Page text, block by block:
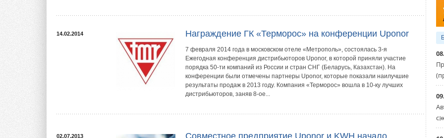
14.02.2014 Награждение ГК «Терморос» на конференции Uponor
7 февраля 2014 года в московском отеле «Метрополь», состоялась 3-я
Ежегодная конференция дистрибьюторов Uponor, в которой приняли участие
порядка 50-ти компаний из России и стран СНГ (Беларусь, Казахстан). На
конференции были отмечены партнеры Uponor, которые показали наилучшие
результаты продаж в 2013 году. Компания «Терморос» вошла в 10-ку лучших
дистрибьюторов, заняв 8-ое...
02.07.2013